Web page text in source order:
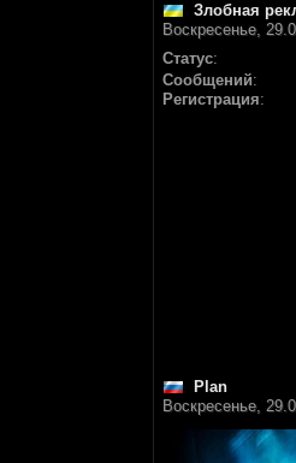
Злобная
Воскресенье,
Статус:
Сообщений:
Регистрация:
Plan
Воскресенье,